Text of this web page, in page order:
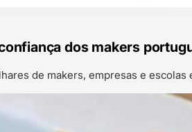
dos makers
de makers, empresas e escolas